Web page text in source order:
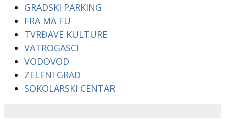
GRADSKI PARKING
FRA MA FU
TVRĐAVE KULTURE
VATROGASCI
VODOVOD
ZELENI GRAD
SOKOLARSKI CENTAR